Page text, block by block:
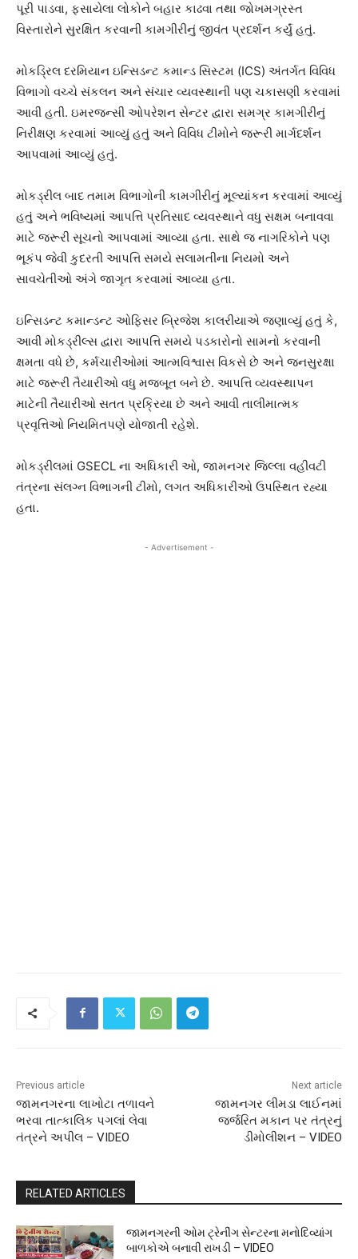
પૂરી પાડવા, ફસાયેલા લોકોને બહાર કાઢવા તથા જોખમગ્રસ્ત
વિસ્તારોને સુરક્ષિત કરવાની કામગીરીનું જીવંત પ્રદર્શન કર્યું હતું.
મોકડ્રિલ દરમિયાન ઇન્સિડન્ટ કમાન્ડ સિસ્ટમ (ICS) અંતર્ગત વિવિધ
વિભાગો વચ્ચે સંકલન અને સંચાર વ્યવસ્થાની પણ ચકાસણી કરવામાં
આવી હતી. ઇમરજન્સી ઓપરેશન સેન્ટર દ્વારા સમગ્ર કામગીરીનું
નિરીક્ષણ કરવામાં આવ્યું હતું અને વિવિધ ટીમોને જરૂરી માર્ગદર્શન
આપવામાં આવ્યું હતું.
મોકડ્રીલ બાદ તમામ વિભાગોની કામગીરીનું મૂલ્યાંકન કરવામાં આવ્યું
હતું અને ભવિષ્યમાં આપત્તિ પ્રતિસાદ વ્યવસ્થાને વધુ સક્ષમ બનાવવા
માટે જરૂરી સૂચનો આપવામાં આવ્યા હતા. સાથે જ નાગરિકોને પણ
ભૂકંપ જેવી કુદરતી આપત્તિ સમયે સલામતીના નિયમો અને
સાવચેતીઓ અંગે જાગૃત કરવામાં આવ્યા હતા.
ઇન્સિડન્ટ કમાન્ડન્ટ ઓફિસર બ્રિજેશ કાલરીયાએ જણાવ્યું હતું કે,
આવી મોકડ્રીલ્સ દ્વારા આપત્તિ સમયે પડકારોનો સામનો કરવાની
ક્ષમતા વધે છે, કર્મચારીઓમાં આત્મવિશ્વાસ વિકસે છે અને જનસુરક્ષા
માટે જરૂરી તૈયારીઓ વધુ મજબૂત બને છે. આપત્તિ વ્યવસ્થાપન
માટેની તૈયારીઓ સતત પ્રક્રિયા છે અને આવી તાલીમાત્મક
પ્રવૃત્તિઓ નિયમિતપણે યોજાતી રહેશે.
મોકડ્રીલમાં GSECL ના અધિકારી ઓ, જામનગર જિલ્લા વહીવટી
તંત્રના સંલગ્ન વિભાગની ટીમો, લગત અધિકારીઓ ઉપસ્થિત રહ્યા
હતા.
- Advertisement -
Previous article
જામનગરના લાખોટા તળાવને
ભરવા તાત્કાલિક પગલાં લેવા
તંત્રને અપીલ – VIDEO
Next article
જામનગર લીમડા લાઈનમાં
જર્જરિત મકાન પર તંત્રનું
ડીમોલીશન – VIDEO
RELATED ARTICLES
જામનગરની ઓમ ટ્રેનીંગ સેન્ટરના મનોદિવ્યાંગ
બાળકોએ બનાવી રાખડી – VIDEO